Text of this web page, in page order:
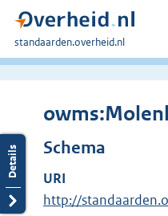
U
bent
standaarden.overheid.nl
Schema
URI
http://